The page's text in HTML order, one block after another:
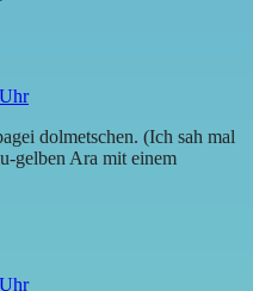
dolmetschen. (Ich sah mal
gelben Ara mit einem